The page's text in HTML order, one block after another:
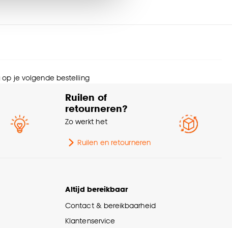
24 maanden
9.3 Kg
Effen
op je volgende bestelling
Ruilen of
retourneren?
Zo werkt het
Ruilen en retourneren
Altijd bereikbaar
Contact & bereikbaarheid
Klantenservice